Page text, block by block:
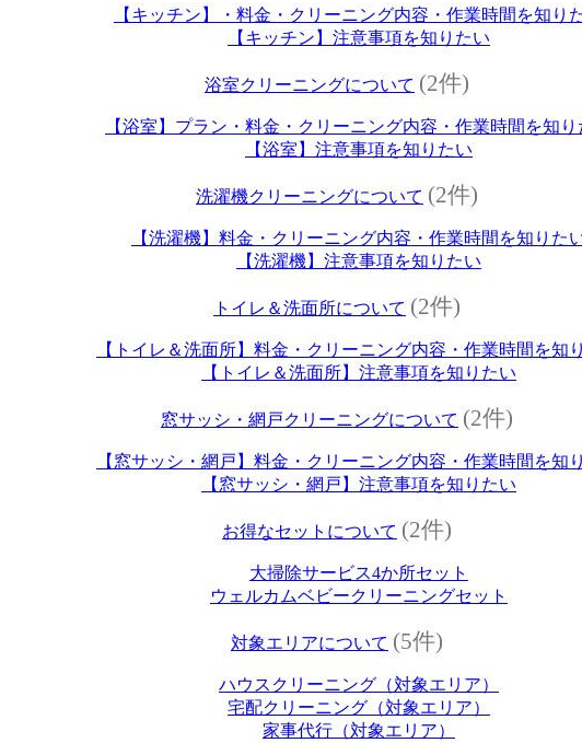
【キッチン】・料金・クリーニング内容・作業時間を知り
【キッチン】注意事項を知りたい
浴室クリーニングについて (2件)
【浴室】プラン・料金・クリーニング内容・作業時間を知り
【浴室】注意事項を知りたい
洗濯機クリーニングについて (2件)
【洗濯機】料金・クリーニング内容・作業時間を知りた
【洗濯機】注意事項を知りたい
トイレ＆洗面所について (2件)
【トイレ＆洗面所】料金・クリーニング内容・作業時間を知
【トイレ＆洗面所】注意事項を知りたい
窓サッシ・網戸クリーニングについて (2件)
【窓サッシ・網戸】料金・クリーニング内容・作業時間を知
【窓サッシ・網戸】注意事項を知りたい
お得なセットについて (2件)
大掃除サービス4か所セット
ウェルカムベビークリーニングセット
対象エリアについて (5件)
ハウスクリーニング（対象エリア）
宅配クリーニング（対象エリア）
家事代行（対象エリア）